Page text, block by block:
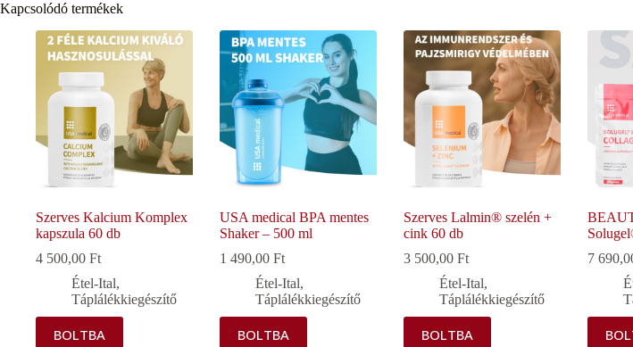
Kapcsolódó termékek
Szerves Kalcium Komplex
kapszula 60 db
4 500,00 Ft
Étel-Ital,
Táplálékkiegészítő
BOLTBA
USA medical BPA mentes
Shaker – 500 ml
1 490,00Ft
Étel-Ital,
Táplálékkiegészítő
BOLTBA
Szerves Lalmin® szelén +
cink 60 db
3 500,00Ft
Étel-Ital,
Táplálékkiegészítő
BOLTBA
7